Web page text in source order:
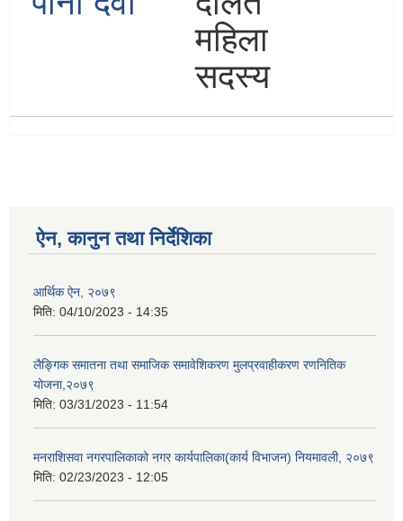
महिला
सदस्य
ऐन, कानुन तथा निर्देशिका
आर्थिक ऐन, २०७९
मिति: 04/10/2023 - 14:35
लैङ्गिक समातना तथा समाजिक समावेशिकरण मुलप्रवाहीकरण रणनितिक
योजना,२०७९
मिति: 03/31/2023 - 11:54
मनराशिसवा नगरपालिकाको नगर कार्यपालिका(कार्य विभाजन) नियमावली, २०७९
मिति: 02/23/2023 - 12:05